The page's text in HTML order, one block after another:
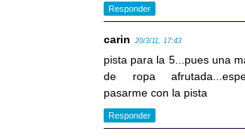
Responder
carin 20/3/11, 17:43
pista para la 5...pues una
de ropa
pasarme con la pista
Responder